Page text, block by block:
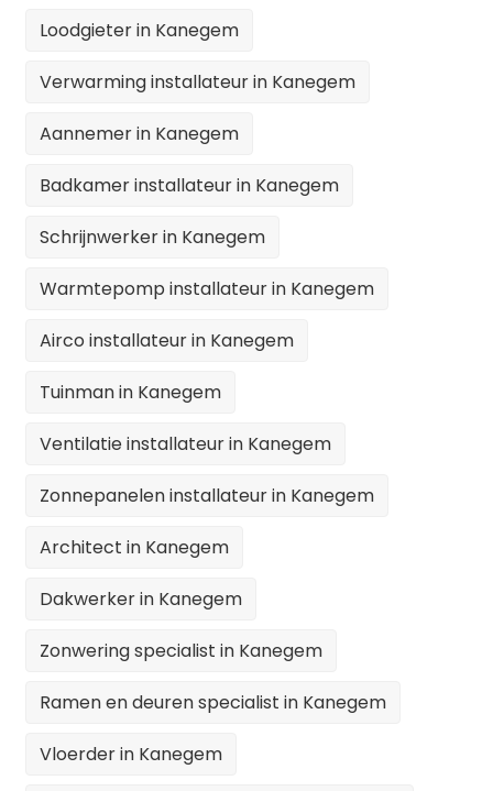
Loodgieter in Kanegem
Verwarming installateur in Kanegem
Aannemer in Kanegem
Badkamer installateur in Kanegem
Schrijnwerker in Kanegem
Warmtepomp installateur in Kanegem
Airco installateur in Kanegem
Tuinman in Kanegem
Ventilatie installateur in Kanegem
Zonnepanelen installateur in Kanegem
Architect in Kanegem
Dakwerker in Kanegem
Zonwering specialist in Kanegem
Ramen en deuren specialist in Kanegem
Vloerder in Kanegem